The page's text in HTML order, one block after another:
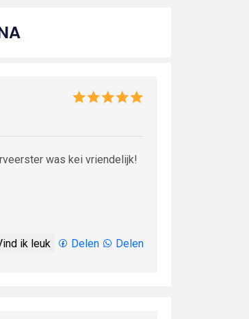
was kei vriendelijk!
ik leuk Delen Delen